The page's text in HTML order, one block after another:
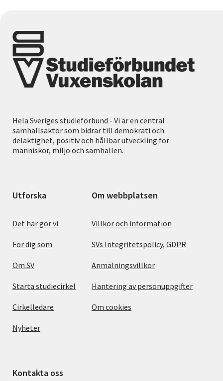
Hela Sveriges studieförbund - Vi är en central
samhällsaktör som bidrar till demokrati och
delaktighet, positiv och hållbar utveckling för
människor, miljö och samhällen.
Utforska
Det här gör vi
För dig som
Om SV
Starta studiecirkel
Cirkelledare
Nyheter
Om webbplatsen
Villkor och information
SVs Integritetspolicy, GDPR
Anmälningsvillkor
Hantering av personuppgifter
Om cookies
Kontakta oss